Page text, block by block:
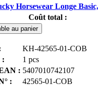
Horsewear Longe
Coût total :
au panier
KH-42565-01-COB
:
1 pcs
: 5407010742107
:
42565-01-COB